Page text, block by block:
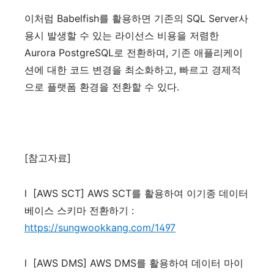
이처럼 Babelfish를 활용하면 기존의 SQL Server사
용시 발생할 수 있는 라이선스 비용을 저렴한
Aurora PostgreSQL로 전환하며, 기존 애플리케이
션에 대한 코드 변경을 최소화하고, 빠르고 경제적
으로 플랫폼 환경을 전환할 수 있다.
[참고자료]
l [AWS SCT] AWS SCT를 활용하여 이기종 데이터
베이스 스키마 전환하기 :
https://sungwookkang.com/1497
l [AWS DMS] AWS DMS를 활용하여 데이터 마이